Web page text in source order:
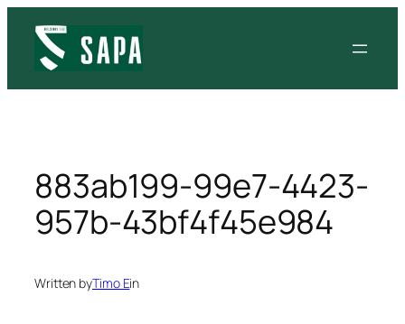
sisältöön
883ab199-99e7-4423-
957b-43bf4f45e984
Written byTimo Ein